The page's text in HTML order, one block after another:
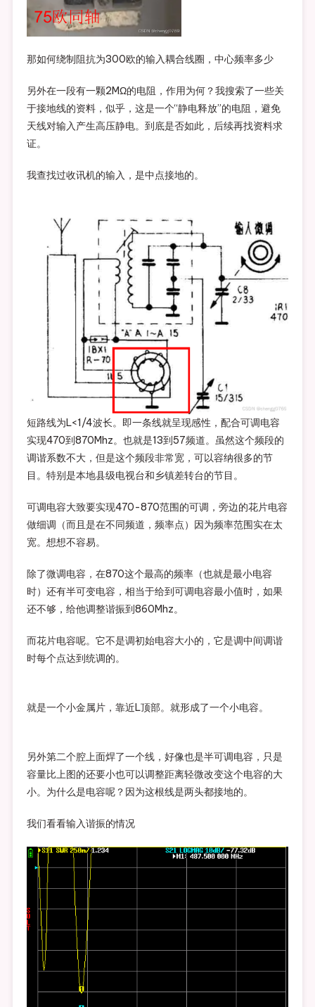
那如何绕制阻抗为300欧的输入耦合线圈，中心频率多少
另外在一段有一颗2MΩ的电阻，作用为何？我搜索了一些关
于接地线的资料，似乎，这是一个“静电释放”的电阻，避免
天线对输入产生高压静电。到底是否如此，后续再找资料求
证。
我查找过收讯机的输入，是中点接地的。
短路线为L<1/4波长。即一条线就呈现感性，配合可调电容
实现470到870Mhz。也就是13到57频道。虽然这个频段的
调谐系数不大，但是这个频段非常宽，可以容纳很多的节
目。特别是本地县级电视台和乡镇差转台的节目。
可调电容大致要实现470-870范围的可调，旁边的花片电容
做细调（而且是在不同频道，频率点）因为频率范围实在太
宽。想想不容易。
除了微调电容，在870这个最高的频率（也就是最小电容
时）还有半可变电容，相当于给到可调电容最小值时，如果
还不够，给他调整谐振到860Mhz。
而花片电容呢。它不是调初始电容大小的，它是调中间调谐
时每个点达到统调的。
就是一个小金属片，靠近L顶部。就形成了一个小电容。
另外第二个腔上面焊了一个线，好像也是半可调电容，只是
容量比上图的还要小也可以调整距离轻微改变这个电容的大
小。为什么是电容呢？因为这根线是两头都接地的。
我们看看输入谐振的情况